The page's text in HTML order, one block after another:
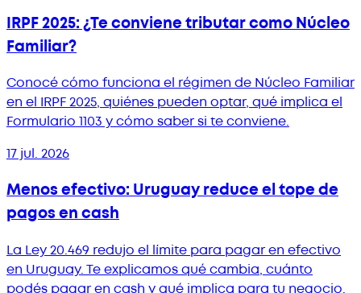
IRPF 2025: ¿Te conviene tributar como Núcleo
Familiar?
Conocé cómo funciona el régimen de Núcleo Familiar
en el IRPF 2025, quiénes pueden optar, qué implica el
Formulario 1103 y cómo saber si te conviene.
17 jul. 2026
Menos efectivo: Uruguay reduce el tope de
pagos en cash
La Ley 20.469 redujo el límite para pagar en efectivo
en Uruguay. Te explicamos qué cambia, cuánto
podés pagar en cash y qué implica para tu negocio.